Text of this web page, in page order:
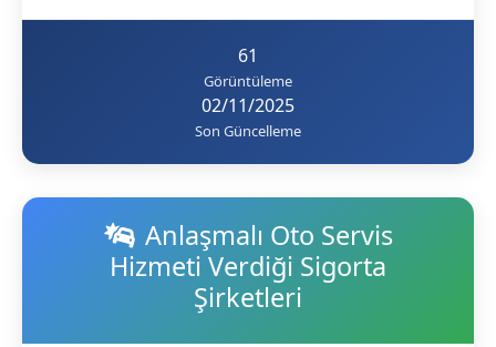
61
Görüntüleme
02/11/2025
Son Güncelleme
Anlaşmalı Oto Servis
Hizmeti Verdiği Sigorta
Şirketleri